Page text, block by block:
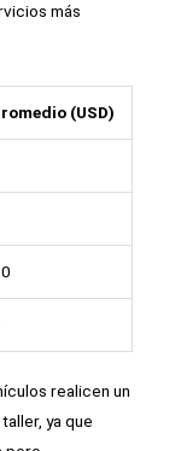
más
(USD)
realicen un
ya que